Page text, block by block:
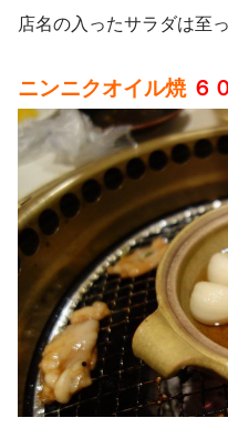
店名の入ったサラダは至
ニンニクオイル焼 ６